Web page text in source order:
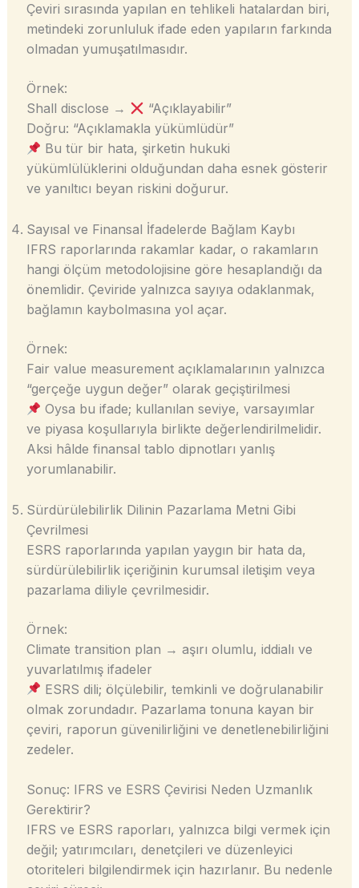
Çeviri sırasında yapılan en tehlikeli hatalardan biri,
metindeki zorunluluk ifade eden yapıların farkında
olmadan yumuşatılmasıdır.
Örnek:
Shall disclose →
“Açıklayabilir”
Doğru: “Açıklamakla yükümlüdür”
Bu tür bir hata, şirketin hukuki
yükümlülüklerini olduğundan daha esnek gösterir
ve yanıltıcı beyan riskini doğurur.
Sayısal ve Finansal İfadelerde Bağlam Kaybı
IFRS raporlarında rakamlar kadar, o rakamların
hangi ölçüm metodolojisine göre hesaplandığı da
önemlidir. Çeviride yalnızca sayıya odaklanmak,
bağlamın kaybolmasına yol açar.
Örnek:
Fair value measurement açıklamalarının yalnızca
“gerçeğe uygun değer” olarak geçiştirilmesi
Oysa bu ifade; kullanılan seviye, varsayımlar
ve piyasa koşullarıyla birlikte değerlendirilmelidir.
Aksi hâlde finansal tablo dipnotları yanlış
yorumlanabilir.
Sürdürülebilirlik Dilinin Pazarlama Metni Gibi
Çevrilmesi
ESRS raporlarında yapılan yaygın bir hata da,
sürdürülebilirlik içeriğinin kurumsal iletişim veya
pazarlama diliyle çevrilmesidir.
Örnek:
Climate transition plan → aşırı olumlu, iddialı ve
yuvarlatılmış ifadeler
ESRS dili; ölçülebilir, temkinli ve doğrulanabilir
olmak zorundadır. Pazarlama tonuna kayan bir
çeviri, raporun güvenilirliğini ve denetlenebilirliğini
zedeler.
Sonuç: IFRS ve ESRS Çevirisi Neden Uzmanlık
Gerektirir?
IFRS ve ESRS raporları, yalnızca bilgi vermek için
değil; yatırımcıları, denetçileri ve düzenleyici
otoriteleri bilgilendirmek için hazırlanır. Bu nedenle